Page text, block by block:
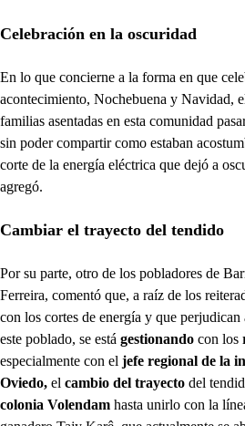
Celebración en la oscuridad
En lo que concierne a la forma en que
acontecimiento, Nochebuena y Navidad,
familias asentadas en esta comunidad
sin poder compartir como estaban
corte de la energía eléctrica que dejó a
agregó.
Cambiar el trayecto del tendido
Por su parte, otro de los pobladores de
Ferreira, comentó que, a raíz de los
con los cortes de energía y que perjudican
este poblado, se está gestionando con los
especialmente con el jefe regional de la
Oviedo, el cambio del trayecto del
colonia Volendam hasta unirlo con la